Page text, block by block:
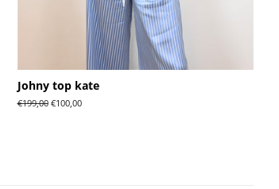
Johny top kate
Normale
€199,00 Aanbiedingsprijs
€100,00